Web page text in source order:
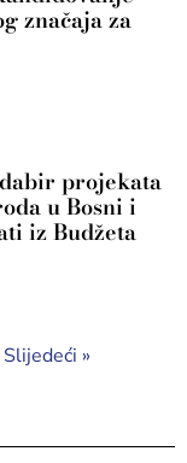
značaja za
projekata
u Bosni i
iz Budžeta
Slijedeći »